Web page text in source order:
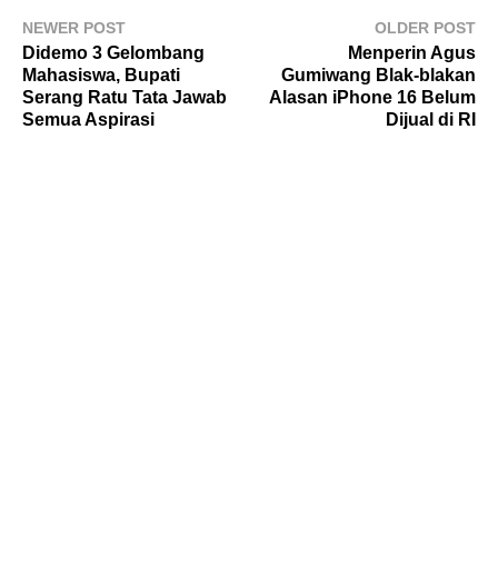
NEWER POST
Didemo 3 Gelombang
Mahasiswa, Bupati
Serang Ratu Tata Jawab
Semua Aspirasi
OLDER POST
Menperin Agus
Gumiwang Blak-blakan
Alasan iPhone 16 Belum
Dijual di RI